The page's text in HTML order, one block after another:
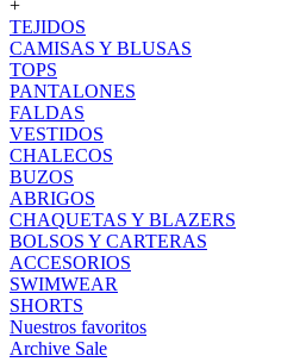
+
TEJIDOS
CAMISAS Y BLUSAS
TOPS
PANTALONES
FALDAS
VESTIDOS
CHALECOS
BUZOS
ABRIGOS
CHAQUETAS Y BLAZERS
BOLSOS Y CARTERAS
ACCESORIOS
SWIMWEAR
SHORTS
Nuestros favoritos
Archive Sale